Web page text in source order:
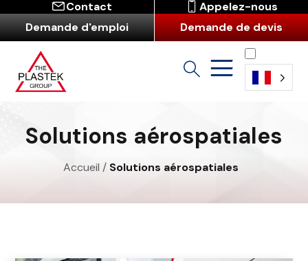
Contact
Appelez-nous
Demande d'emploi
Demande de devis
Solutions aérospatiales
Accueil / Solutions aérospatiales